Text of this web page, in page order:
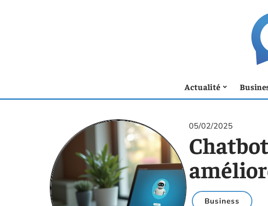
Actualité
05/02/2025
Business